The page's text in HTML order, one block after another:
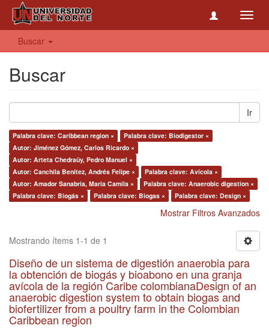
Buscar
Buscar
Ir
Palabra clave: Caribbean region ×
Palabra clave: Biodigestor ×
Autor: Jiménez Gómez, Carlos Ricardo ×
Autor: Arteta Chedraüy, Pedro Manuel ×
Autor: Canchila Benítez, Andrés Felipe ×
Palabra clave: Avícola ×
Autor: Amador Sanabria, Maria Camila ×
Palabra clave: Anaerobic digestion ×
Palabra clave: Biogás ×
Palabra clave: Biogas × Palabra clave: Design ×
Mostrar Filtros Avanzados
Mostrando ítems 1-1 de 1
Diseño de un sistema de digestión anaerobia para
la obtención de biogás y bioabono en una granja
avícola de la región Caribe colombianaDesign of an
anaerobic digestion system to obtain biogas and
biofertilizer from a poultry farm in the Colombian
Caribbean region